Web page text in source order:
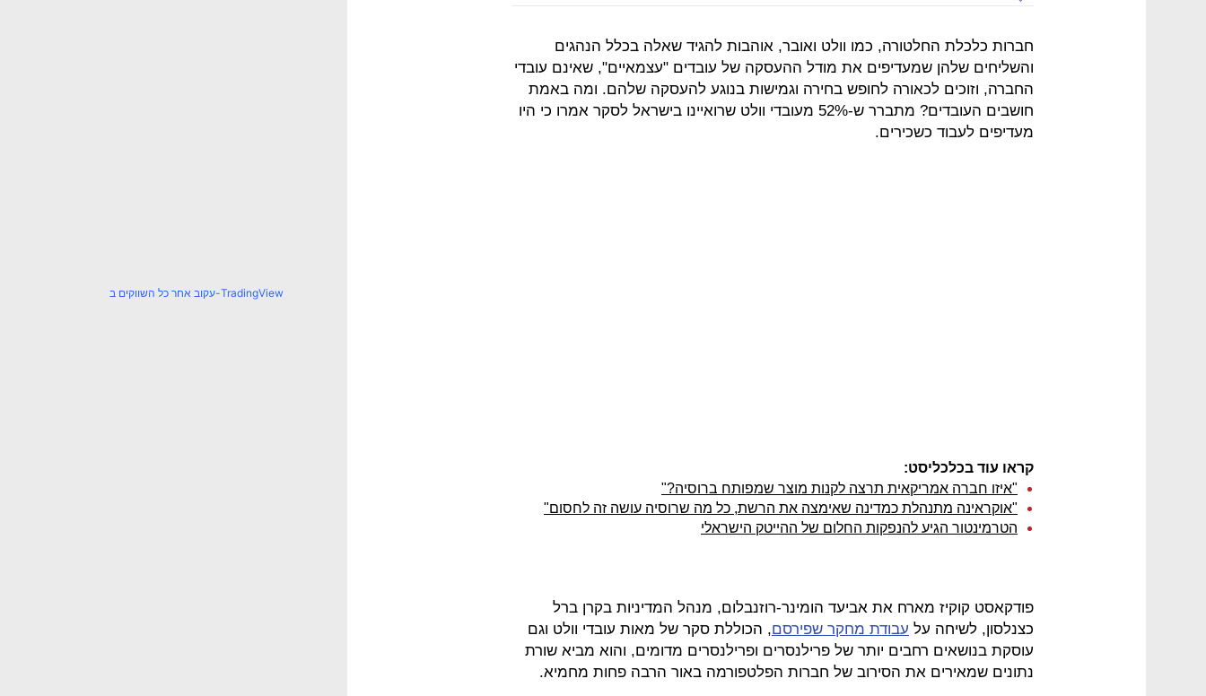
חברות כלכלת החלטורה, כמו וולט ואובר, אוהבות להגיד שאלה בכלל הנהגים
והשליחים שלהן שמעדיפים את מודל ההעסקה של עובדים "עצמאיים", שאינם עובדי
החברה, וזוכים לכאורה לחופש בחירה וגמישות בנוגע להעסקה שלהם. ומה באמת
חושבים העובדים? מתברר ש-52% מעובדי וולט שרואיינו בישראל לסקר אמרו כי היו
מעדיפים לעבוד כשכירים.
קראו עוד בכלכליסט:
"איזו חברה אמריקאית תרצה לקנות מוצר שמפותח ברוסיה?"
"אוקראינה מתנהלת כמדינה שאימצה את הרשת, כל מה שרוסיה עושה זה לחסום"
הטרמינטור הגיע להנפקות החלום של ההייטק הישראלי
פודקאסט קוקיז מארח את אביעד הומינר-רוזנבלום, מנהל המדיניות בקרן ברל
כצנלסון, לשיחה על עבודת מחקר שפירסם, הכוללת סקר של מאות עובדי וולט וגם
עוסקת בנושאים רחבים יותר של פרילנסרים ופרילנסרים מדומים, והוא מביא שורת
נתונים שמאירים את הסירוב של חברות הפלטפורמה באור הרבה פחות מחמיא.
עקוב אחר כל השווקים ב-TradingView